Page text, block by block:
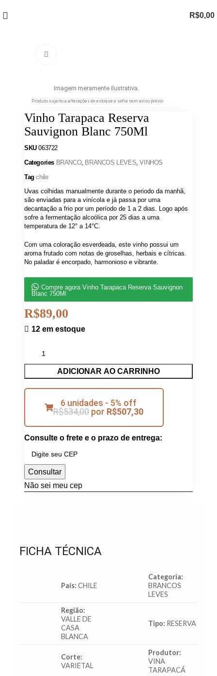
R$0,00
Imagem meramente ilustrativa.
Produto sujeito a alterações de estoque e safra sem aviso prévio
Vinho Tarapaca Reserva
Sauvignon Blanc 750Ml
SKU063722
Categories BRANCO, BRANCOS LEVES,VINHOS
Tag chile
Uvas colhidas manualmente durante o periodo da manhã,
são enviadas para a vinícola e já passa por uma
decantação a frio por um período de 1 a 2 dias. Logo após
sofre a fermentação alcoólica por 25 dias a uma
temperatura de 12° a 14°C.
Com uma coloração esverdeada, este vinho possui um
aroma frutado com notas de groselhas, herbais e cítricas.
No paladar é encorpado, harmonioso e vibrante.
Compre agora Vinho Tarapaca Reserva Sauvignon
Blanc 750Ml
R$89,00
12 em estoque
ADICIONAR AO CARRINHO
6 unidades - 5% off
R$534,00 por R$507,30
Consulte o frete e o prazo de entrega:
Consultar
Não sei meu cep
FICHA TÉCNICA
País: CHILE
Categoria:
BRANCOS
LEVES
Região:
VALLE DE
CASA
BLANCA
Tipo: RESERVA
Corte:
VARIETAL
Produtor:
VINA
TARAPACÁ